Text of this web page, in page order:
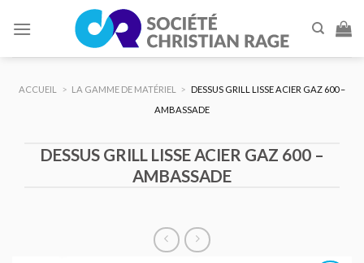
ACCUEIL > LA GAMME DE MATÉRIEL > DESSUS GRILL LISSE ACIER GAZ 600 –
AMBASSADE
DESSUS GRILL LISSE ACIER GAZ 600 –
AMBASSADE